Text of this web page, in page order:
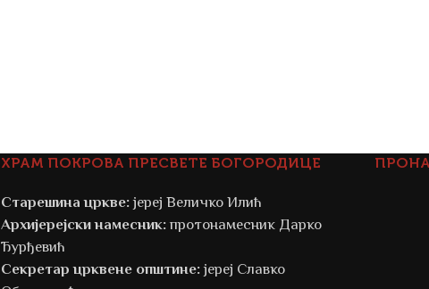
ХРАМ ПОКРОВА ПРЕСВЕТЕ БОГОРОДИЦЕ
Старешина цркве:јереј Величко Илић
Архијерејски намесник:протонамесник Дарко
Ђурђевић
Секретар црквене општине:јереј Славко